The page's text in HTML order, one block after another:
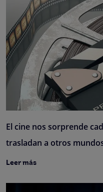
El cine nos sorprende
trasladan a otros
Leer más